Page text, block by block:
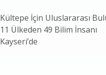
Kültepe İçin Uluslararası
11 Ülkeden 49 Bilim İnsanı
Kayseri’de